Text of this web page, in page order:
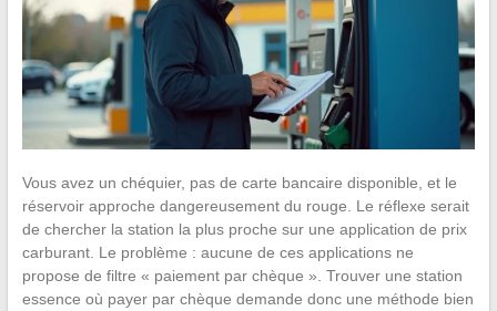
Vous avez un chéquier, pas de carte bancaire disponible, et le
réservoir approche dangereusement du rouge. Le réflexe serait
de chercher la station la plus proche sur une application de prix
carburant. Le problème : aucune de ces applications ne
propose de filtre « paiement par chèque ». Trouver une station
essence où payer par chèque demande donc une méthode bien